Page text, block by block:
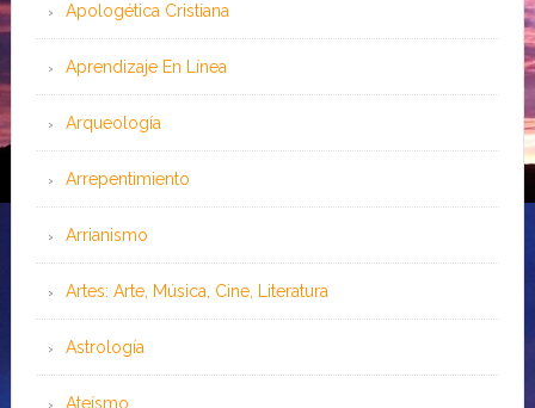
Apologética Cristiana
Aprendizaje En Línea
Arqueología
Arrepentimiento
Arrianismo
Artes: Arte, Música, Cine, Literatura
Astrología
Ateísmo